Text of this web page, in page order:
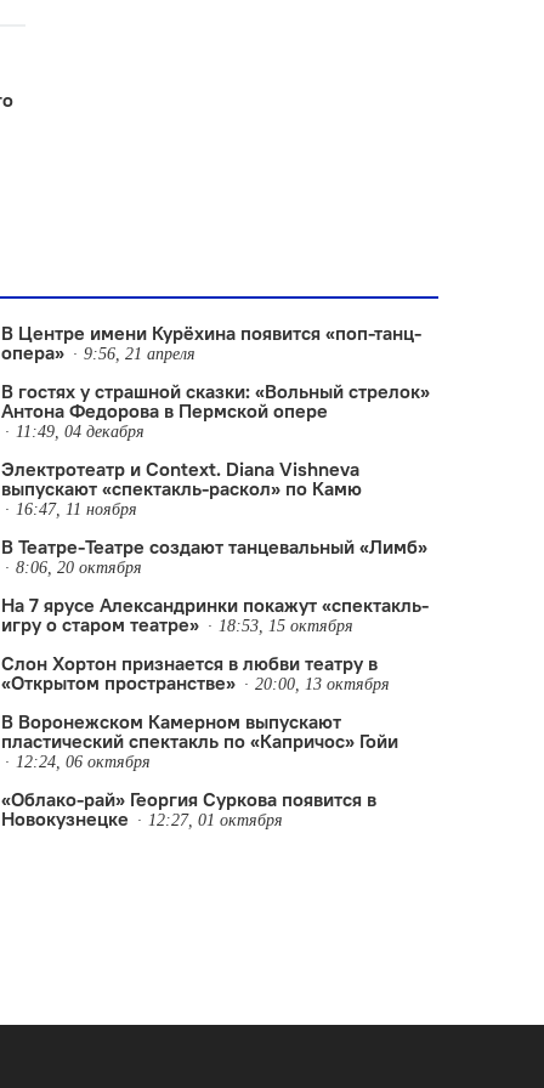
Вишнева,Музей-заповедник "Архангельское"
В Центре имени Курёхина появится «поп-танц-
опера»
9:56, 21 апреля
В гостях у страшной сказки: «Вольный стрелок»
Антона Федорова в Пермской опере
11:49, 04 декабря
Электротеатр и Context. Diana Vishneva
выпускают «спектакль-раскол» по Камю
16:47, 11 ноября
В Театре-Театре создают танцевальный «Лимб»
8:06, 20 октября
На 7 ярусе Александринки покажут «спектакль-
игру о старом театре»
18:53, 15 октября
Слон Хортон признается в любви театру в
«Открытом пространстве»
20:00, 13 октября
В Воронежском Камерном выпускают
пластический спектакль по «Капричос» Гойи
12:24, 06 октября
«Облако-рай» Георгия Суркова появится в
Новокузнецке
12:27, 01 октября